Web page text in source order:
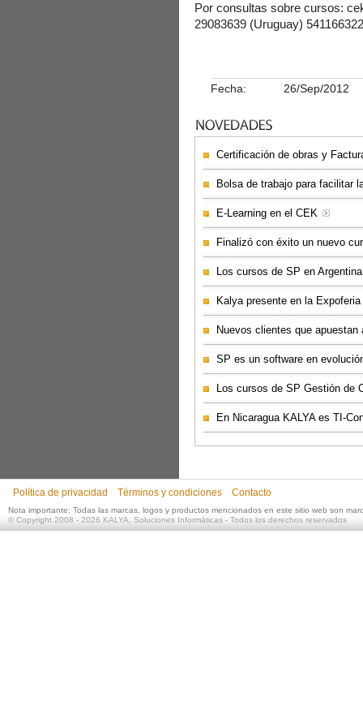
Por consultas sobre cursos:
29083639 (Uruguay)
Fecha: 26/Sep/2012
Certificación de obras y
Bolsa de trabajo para facilitar
E-Learning en el CEK
Finalizó con éxito un nuevo
Los cursos de SP en
Kalya presente en la
Nuevos clientes que
SP es un software en
Los cursos de SP Gestión de
En Nicaragua KALYA es TI-
Política de privacidad Términos y condiciones Contacto
Nota importante: Todas las marcas, logos y productos mencionados en este sitio web son
©Copyright 2008 - 2026 KALYA, Soluciones Informáticas- Todos los derechos reservados